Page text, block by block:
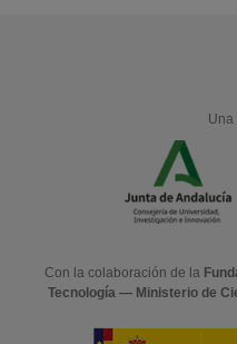
Una
Con la colaboración de la
Tecnología — Ministerio de